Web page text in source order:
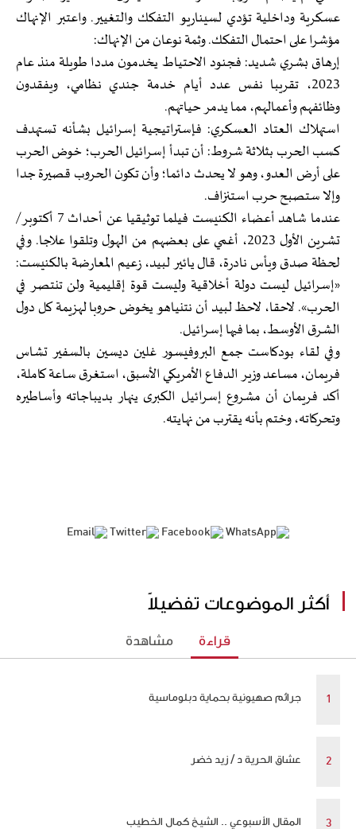
عسكرية وداخلية تؤدي لسيناريو التفكك والتغيير. واعتبر الإنهاك
مؤشرا على احتمال التفكك. وثمة نوعان من الإنهاك:
إرهاق بشري شديد: فجنود الاحتياط يخدمون مددا طويلة منذ عام
2023، تقريبا نفس عدد أيام خدمة جندي نظامي، ويفقدون
وظائفهم وأعمالهم، مما يدمر حياتهم.
استهلاك العتاد العسكري: فإستراتيجية إسرائيل بشأنه تستهدف
كسب الحرب بثلاثة شروط: أن تبدأ إسرائيل الحرب؛ خوض الحرب
على أرض العدو، وهو لا يحدث دائما؛ وأن تكون الحروب قصيرة جدا
وإلا ستصبح حرب استنزاف.
عندما شاهد أعضاء الكنيست فيلما توثيقيا عن أحداث 7 أكتوبر/
تشرين الأول 2023، أغمي على بعضهم من الهول وتلقوا علاجا. وفي
لحظة صدق ويأس نادرة، قال يائير لبيد، زعيم المعارضة بالكنيست:
«إسرائيل ليست دولة أخلاقية وليست قوة إقليمية ولن تنتصر في
الحرب». لاحقا، لاحظ لبيد أن نتنياهو يخوض حروبا لهزيمة كل دول
الشرق الأوسط، بما فيها إسرائيل.
وفي لقاء بودكاست جمع البروفيسور غلين ديسين بالسفير تشاس
فريمان، مساعد وزير الدفاع الأمريكي الأسبق، استغرق ساعة كاملة،
أكد فريمان أن مشروع إسرائيل الكبرى ينهار بديباجاته وأساطيره
وتحركاته، وختم بأنه يقترب من نهايته.
أكثر الموضوعات تفضيلاً
قراءة مشاهدة
جرائم صهيونية بحماية دبلوماسية
عشاق الحرية د / زيد خضر
المقال الأسبوعي .. الشيخ كمال الخطيب